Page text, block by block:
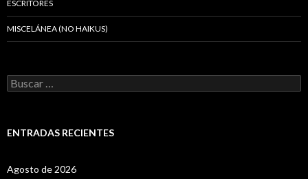
ESCRITORES
MISCELÁNEA (NO HAIKUS)
B
u
a
ENTRADAS RECIENTES
Agosto de 2026